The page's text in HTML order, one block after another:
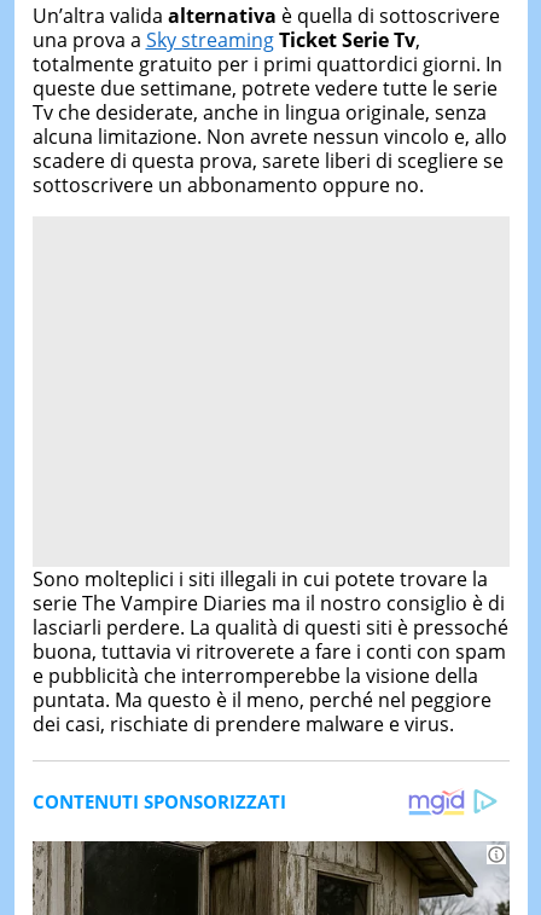
Un’altra valida alternativa è quella di sottoscrivere
una prova a Sky streaming Ticket Serie Tv,
totalmente gratuito per i primi quattordici giorni. In
queste due settimane, potrete vedere tutte le serie
Tv che desiderate, anche in lingua originale, senza
alcuna limitazione. Non avrete nessun vincolo e, allo
scadere di questa prova, sarete liberi di scegliere se
sottoscrivere un abbonamento oppure no.
Sono molteplici i siti illegali in cui potete trovare la
serie The Vampire Diaries ma il nostro consiglio è di
lasciarli perdere. La qualità di questi siti è pressoché
buona, tuttavia vi ritroverete a fare i conti con spam
e pubblicità che interromperebbe la visione della
puntata. Ma questo è il meno, perché nel peggiore
dei casi, rischiate di prendere malware e virus.